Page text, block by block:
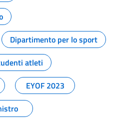
Dipartimento per lo sport
atleti
EYOF 2023